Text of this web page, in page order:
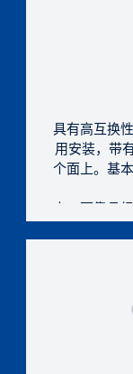
具有高互换
用安装，带
个面上。基
高、可靠且
兰。齿